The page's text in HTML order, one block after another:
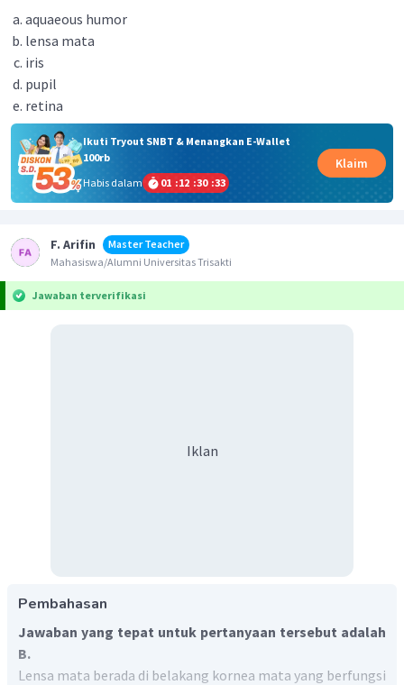
aquaeous humor
lensa mata
iris
pupil
retina
Ikuti Tryout SNBT & Menangkan E-Wallet
100rb
Habis dalam
01 :12 :30 :33
Klaim
F. Arifin
Master Teacher
Mahasiswa/Alumni Universitas Trisakti
Jawaban terverifikasi
Iklan
Pembahasan
Jawaban yang tepat untuk pertanyaan tersebut adalah
B.
Lensa mata berada di belakang kornea mata yang berfungsi